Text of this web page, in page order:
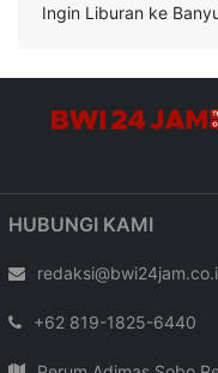
Ingin Liburan ke
HUBUNGI KAMI
+62 819-1825-6440